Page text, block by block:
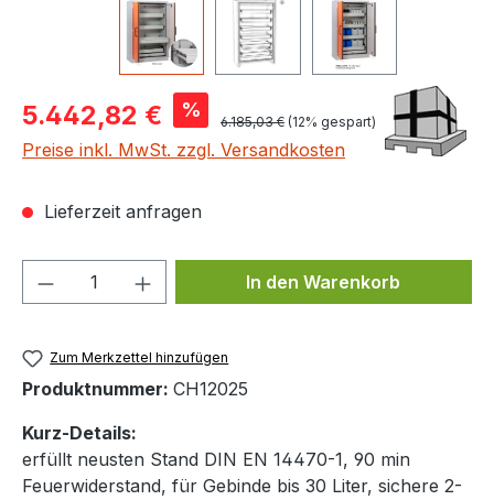
Verkaufspreis:
5.442,82 € % Regulärer Preis:
6.185,03 € (12% gespart)
Preise inkl. MwSt. zzgl. Versandkosten
Lieferzeit anfragen
Produkt Anzahl: Gib denIn den Warenkorb
Zum Merkzettel hinzufügen
Produktnummer: CH12025
Kurz-Details:
erfüllt neusten Stand DIN EN 14470-1, 90 min
Feuerwiderstand, für Gebinde bis 30 Liter, sichere 2-